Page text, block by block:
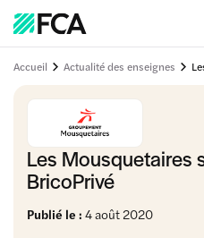
Accueil Actualité des enseignes
Les Mousquetaires
BricoPrivé
Publié le : 4 août 2020